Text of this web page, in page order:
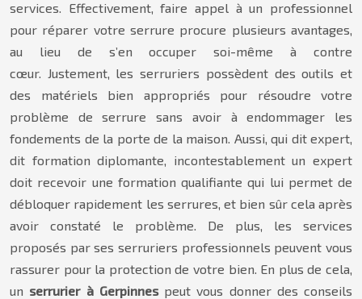
services. Effectivement, faire appel à un professionnel
pour réparer votre serrure procure plusieurs avantages,
au lieu de s’en occuper soi-même à contre
cœur. Justement, les serruriers possèdent des outils et
des matériels bien appropriés pour résoudre votre
problème de serrure sans avoir à endommager les
fondements de la porte de la maison. Aussi, qui dit expert,
dit formation diplomante, incontestablement un expert
doit recevoir une formation qualifiante qui lui permet de
débloquer rapidement les serrures, et bien sûr cela après
avoir constaté le problème. De plus, les services
proposés par ses serruriers professionnels peuvent vous
rassurer pour la protection de votre bien. En plus de cela,
un serrurier à Gerpinnespeut vous donner des conseils